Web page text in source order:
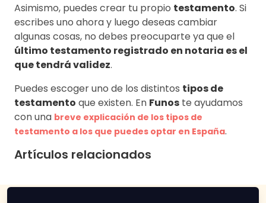
Asimismo, puedes crear tu propio testamento. Si
escribes uno ahora y luego deseas cambiar
algunas cosas, no debes preocuparte ya que el
último testamento registrado en notaria es el
que tendrá validez.
Puedes escoger uno de los distintos tipos de
testamento que existen. En Funos te ayudamos
con una breve explicación de los tipos de
testamento a los que puedes optar en España.
Artículos relacionados